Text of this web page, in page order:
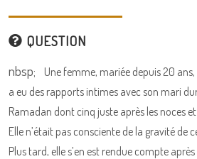
QUESTION
nbsp;
Une femme, mariée depuis 20 ans,
a eu des rapports intimes avec son mari
Ramadan dont cinq juste après les noces
Elle n’était pas consciente de la gravité de
Plus tard, elle s’en est rendue compte